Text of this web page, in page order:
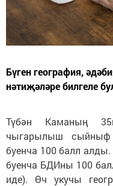
Бүген география,
нәтиҗәләре билгеле
Түбән Каманың
чыгарылыш
буенча 100 балл
буенча БДИны 100
иде). Өч укучы